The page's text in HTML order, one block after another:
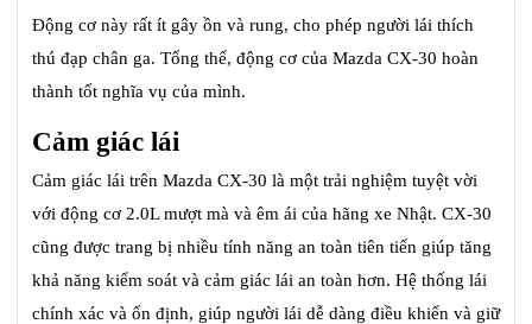
Động cơ này rất ít gây ồn và rung, cho phép người lái thích
thú đạp chân ga. Tổng thể, động cơ của Mazda CX-30 hoàn
thành tốt nghĩa vụ của mình.
Cảm giác lái
Cảm giác lái trên Mazda CX-30 là một trải nghiệm tuyệt vời
với động cơ 2.0L mượt mà và êm ái của hãng xe Nhật. CX-30
cũng được trang bị nhiều tính năng an toàn tiên tiến giúp tăng
khả năng kiểm soát và cảm giác lái an toàn hơn. Hệ thống lái
chính xác và ổn định, giúp người lái dễ dàng điều khiển và giữ